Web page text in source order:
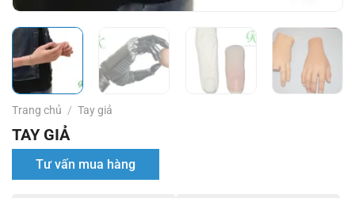
Trang chủ / Tay giả
TAY GIẢ
Tư vấn mua hàng